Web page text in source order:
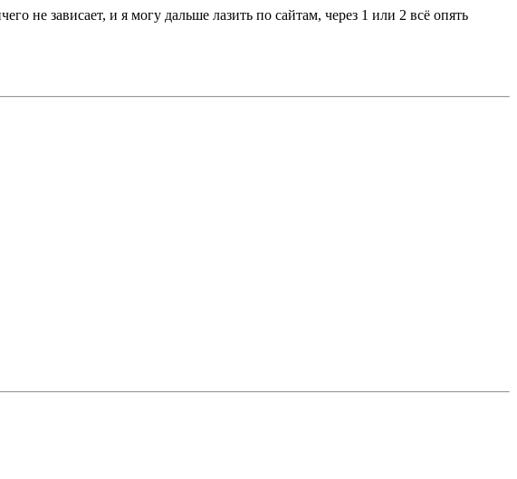
не зависает, и я могу дальше лазить по сайтам, через 1 или 2 всё опять